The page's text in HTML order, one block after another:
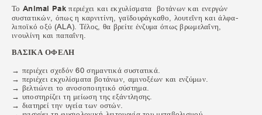
Το Animal Pakπεριέχει και εκχυλίσματα βοτάνων και ενεργών
συστατικών, όπως η καρνιτίνη, γαϊδουράγκαθο, λουτεΐνη και άλφα-
λιποϊκό οξύ (ALA). Τέλος, θα βρείτε ένζυμα όπως βρωμελαΐνη,
ινουλίνη και παπαΐνη.
ΒΑΣΙΚΑ ΟΦΕΛΗ
→ περιέχει σχεδόν 60 σημαντικά συστατικά.
→ περιέχει εκχυλίσματα βοτάνων, αμινοξέων και ενζύμων.
→ βελτιώνει το ανοσοποιητικό σύστημα.
→ υποστηρίζει τη μείωση της εξάντλησης.
→ διατηρεί την υγεία των οστών.